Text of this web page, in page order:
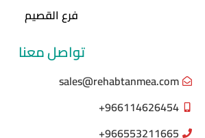
فرع القصيم
تواصل معنا
sales@rehabtanmea.com
966114626454+
966553211665+